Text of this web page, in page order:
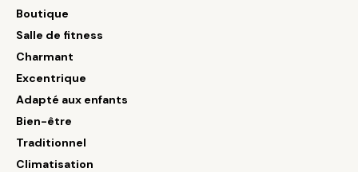
Boutique
Salle de fitness
Charmant
Excentrique
Adapté aux enfants
Bien-être
Traditionnel
Climatisation